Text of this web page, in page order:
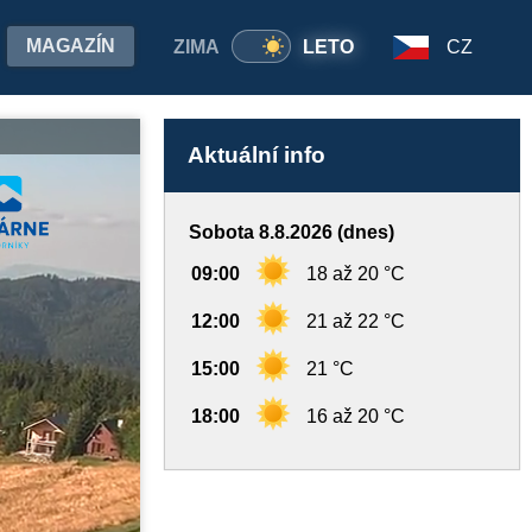
ZIMA LETO
MAGAZÍN CZ
Aktuální info
Sobota 8.8.2026 (dnes)
09:00 18 až 20 °C
12:00 21 až 22 °C
15:00 21 °C
18:00 16 až 20 °C